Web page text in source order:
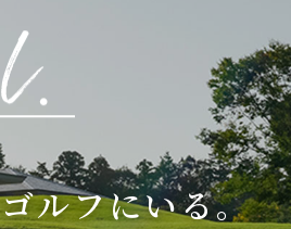
ルフにいる。